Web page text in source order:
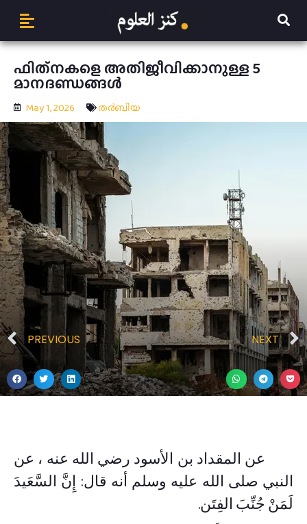
ഫിത്‌നകളെ അതിജീവിക്കാനുള്ള 5
മാനദണ്ഡങ്ങൾ
May 1, 2026 ത൪ബിയ
PREVIOUS NEXT
عن المقداد بن الأسود رضي الله عنه ، عن
النبي صلى الله عليه وسلم أنه قال: إِنَّ السَّعَيدَ
لَمَنْ جُنِّبَ الفِتَن.